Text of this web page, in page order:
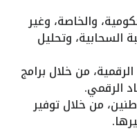
والخاصة، وغير
السحابية، وتحليل
الرقمية، من خلال برامج
الرقمي.
من خلال توفير